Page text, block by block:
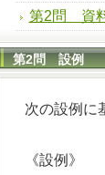
第2問 資
第2問 設例
次の設例に
《設例》